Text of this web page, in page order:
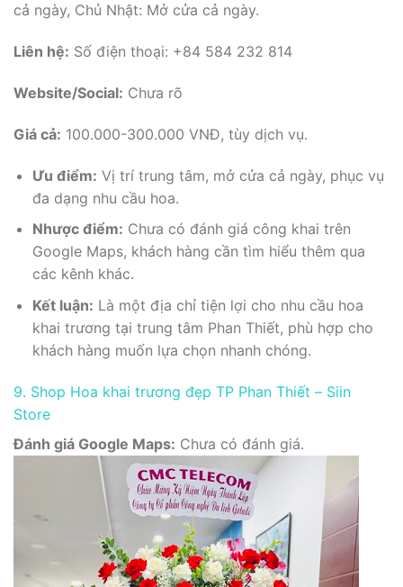
cả ngày, Chủ Nhật: Mở cửa cả ngày.
Liên hệ: Số điện thoại: +84 584 232 814
Website/Social: Chưa rõ
Giá cả: 100.000-300.000 VNĐ, tùy dịch vụ.
Ưu điểm: Vị trí trung tâm, mở cửa cả ngày, phục vụ
đa dạng nhu cầu hoa.
Nhược điểm: Chưa có đánh giá công khai trên
Google Maps, khách hàng cần tìm hiểu thêm qua
các kênh khác.
Kết luận: Là một địa chỉ tiện lợi cho nhu cầu hoa
khai trương tại trung tâm Phan Thiết, phù hợp cho
khách hàng muốn lựa chọn nhanh chóng.
9. Shop Hoa khai trương đẹp TP Phan Thiết – Siin
Store
Đánh giá Google Maps: Chưa có đánh giá.